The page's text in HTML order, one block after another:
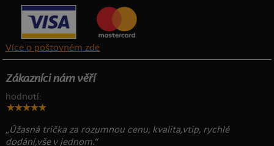
Více o poštovném zde
Zákazníci nám věří
hodnotí:
„Úžasná trička za rozumnou cenu, kvalita,vtip, rychlé
dodání,vše v jednom.“